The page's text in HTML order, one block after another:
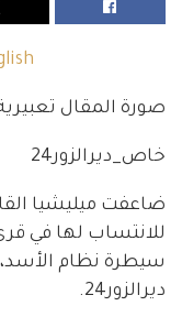
صورة المقال
خاص_ديرالزور24
ضاعفت ميليشيا
للانتساب لها في
سيطرة نظام
ديرالزور24.